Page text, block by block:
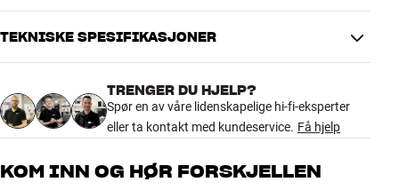
TEKNISKE SPESIFIKASJONER
DIMENSJONER OG DESIGN
Farge
Sort
Vekt produkt (kg)
4,5
55 x 21,5 x 59 cm (bredde x
TRENGER DU HJELP?
Spør en av våre lidenskapelige hi-fi-eksperter
eller ta kontakt med kundeservice. Få hjelp
KOM INN OG HØR FORSKJELLEN